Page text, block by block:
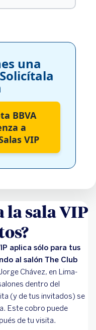
una
BBVA
a
VIP
la sala VIP
aplica sólo para tus
al salón The Club
Chávez, en Lima-
dentro del
(y de tus invitados) se
Este cobro puede
de tu visita.